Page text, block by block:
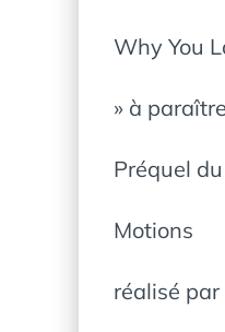
Why You
» à
Préquel
Motions
réalisé